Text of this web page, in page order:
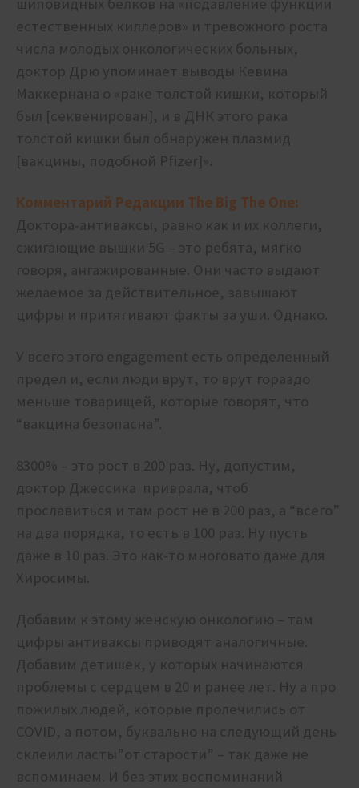
естественных киллеров» и тревожного роста
числа молодых онкологических больных,
доктор Дрю упоминает выводы Кевина
Маккернана о «раке толстой кишки, который
был [секвенирован], и в ДНК этого рака
толстой кишки был обнаружен плазмид
[вакцины, подобной Pfizer]».
Комментарий Редакции The Big The One:
Доктора-антиваксы, равно как и их коллеги,
сжигающие вышки 5G – это ребята, мягко
говоря, ангажированные. Они часто выдают
желаемое за действительное, завышают
цифры и притягивают факты за уши. Однако.
У всего этого engagement есть определенный
предел и, если люди врут, то врут гораздо
меньше товарищей, которые говорят, что
“вакцина безопасна”.
8300% – это рост в 200 раз. Ну, допустим,
доктор Джессика приврала, чтоб
прославиться и там рост не в 200 раз, а “всего”
на два порядка, то есть в 100 раз. Ну пусть
даже в 10 раз. Это как-то многовато даже для
Хиросимы.
Добавим к этому женскую онкологию – там
цифры антиваксы приводят аналогичные.
Добавим детишек, у которых начинаются
проблемы с сердцем в 20 и ранее лет. Ну а про
пожилых людей, которые пролечились от
COVID, а потом, буквально на следующий день
склеили ласты”от старости” – так даже не
вспоминаем. И без этих воспоминаний